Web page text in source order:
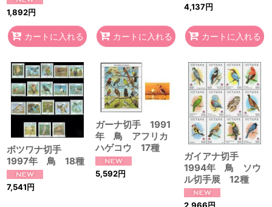
1,892円
カートに入れる カートに入れる
4,137円
カートに入れる
ボツワナ切手
1997年 鳥 18種
7,541円
ガーナ切手 1991
年 鳥 アフリカ
ハゲコウ 17種
5,592円
ガイアナ切手
1994年 鳥 ソウ
ル切手展 12種
2,966円